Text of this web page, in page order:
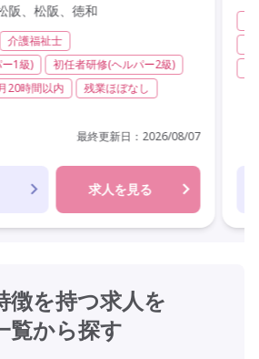
阪、松阪、徳和
介護福祉士
1級)
初任者研修(ヘルパー2級)
20時間以内
残業ほぼなし
最終更新日： 2026/08/07
求人を見る
徴を持つ求人を
覧から探す